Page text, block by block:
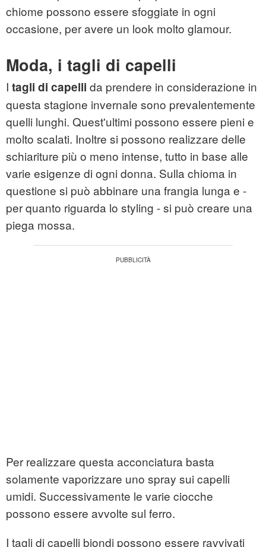
chiome possono essere sfoggiate in ogni
occasione, per avere un look molto glamour.
Moda, i tagli di capelli
I tagli di capelli da prendere in considerazione in
questa stagione invernale sono prevalentemente
quelli lunghi. Quest'ultimi possono essere pieni e
molto scalati. Inoltre si possono realizzare delle
schiariture più o meno intense, tutto in base alle
varie esigenze di ogni donna. Sulla chioma in
questione si può abbinare una frangia lunga e -
per quanto riguarda lo styling - si può creare una
piega mossa.
Per realizzare questa acconciatura basta
solamente vaporizzare uno spray sui capelli
umidi. Successivamente le varie ciocche
possono essere avvolte sul ferro.
I tagli di capelli biondi possono essere ravvivati